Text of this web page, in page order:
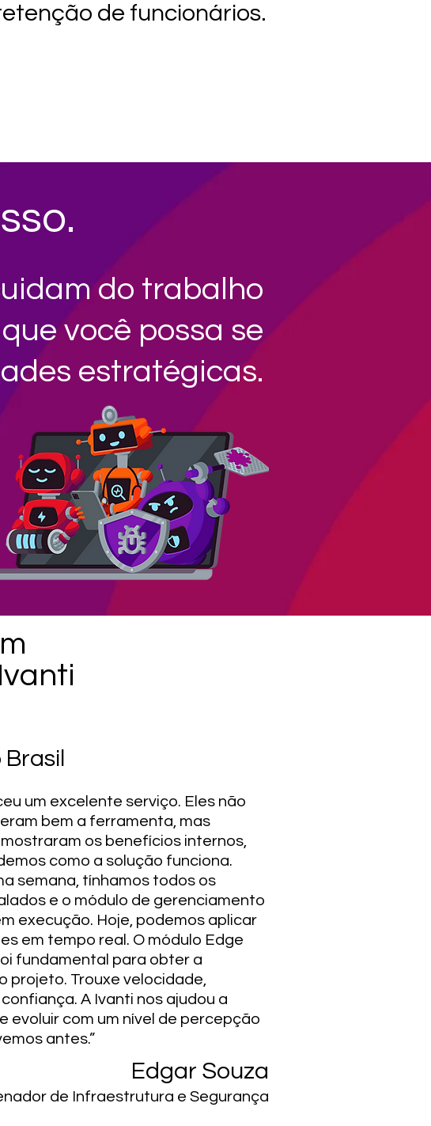
do trabalho
você possa se
estratégicas.
de funcionários.
um excelente serviço. Eles não
bem a ferramenta, mas
os benefícios internos,
como a solução funciona.
semana, tínhamos todos os
e o módulo de gerenciamento
execução. Hoje, podemos aplicar
em tempo real. O módulo Edge
fundamental para obter a
projeto. Trouxe velocidade,
A Ivanti nos ajudou a
evoluir com um nível de percepção
antes.”
Edgar Souza
de Infraestrutura e Segurança